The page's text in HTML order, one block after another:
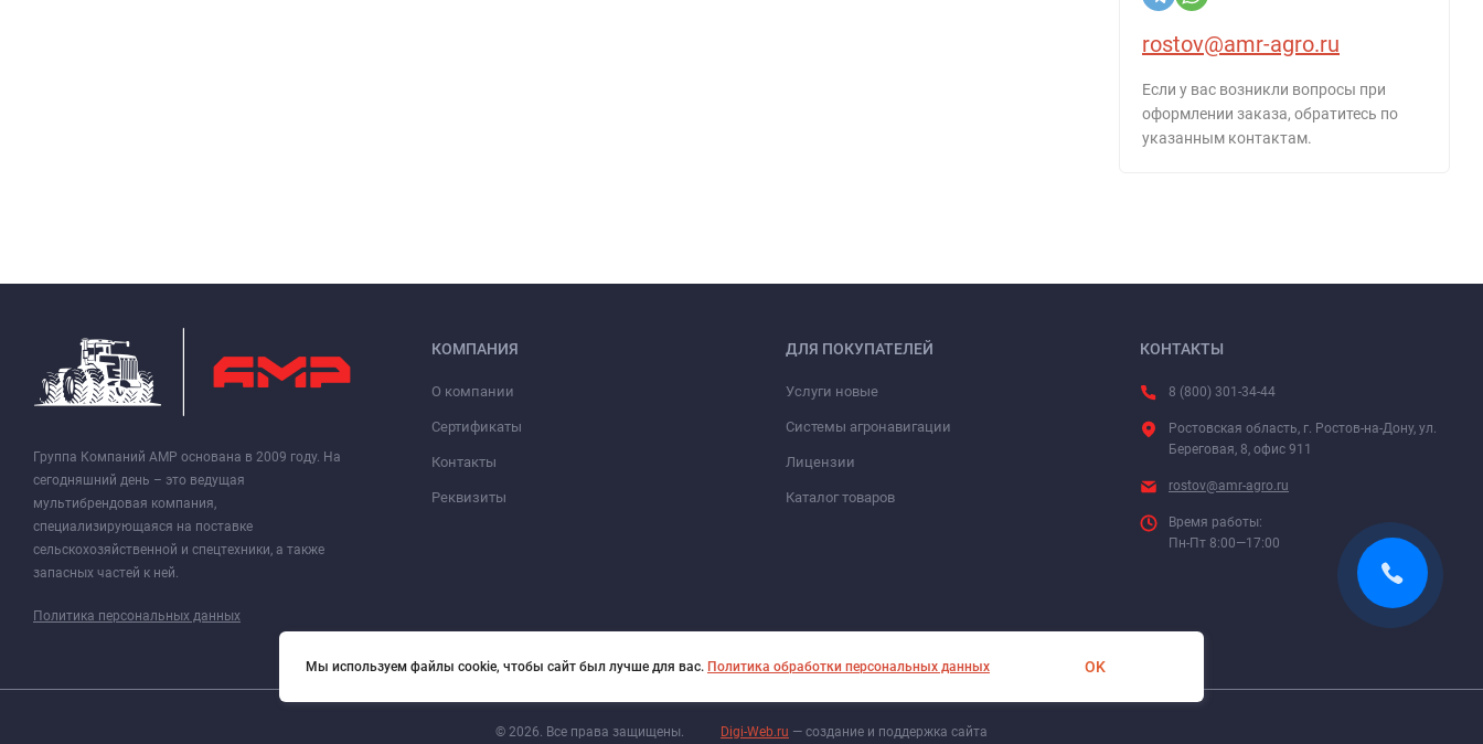
rostov@amr-agro.ru
Если у вас возникли вопросы при
оформлении заказа, обратитесь по
указанным контактам.
Группа Компаний АМР основана в 2009 году. На
сегодняшний день – это ведущая
мультибрендовая компания,
специализирующаяся на поставке
сельскохозяйственной и спецтехники, а также
запасных частей к ней.
Политика персональных данных
КОМПАНИЯ
О компании
Сертификаты
Контакты
Реквизиты
ДЛЯ ПОКУПАТЕЛЕЙ
Услуги новые
Системы агронавигации
Лицензии
Каталог товаров
КОНТАКТЫ
8 (800) 301-34-44
Ростовская область, г. Ростов-на-Дону, ул.
Береговая, 8, офис 911
rostov@amr-agro.ru
Время работы:
Пн-Пт 8:00—17:00
© 2026. Все права защищены. Digi-Web.ru — создание и поддержка сайта
Мы используем файлы cookie, чтобы сайт был лучше для вас. Политика обработки персональных данных OK